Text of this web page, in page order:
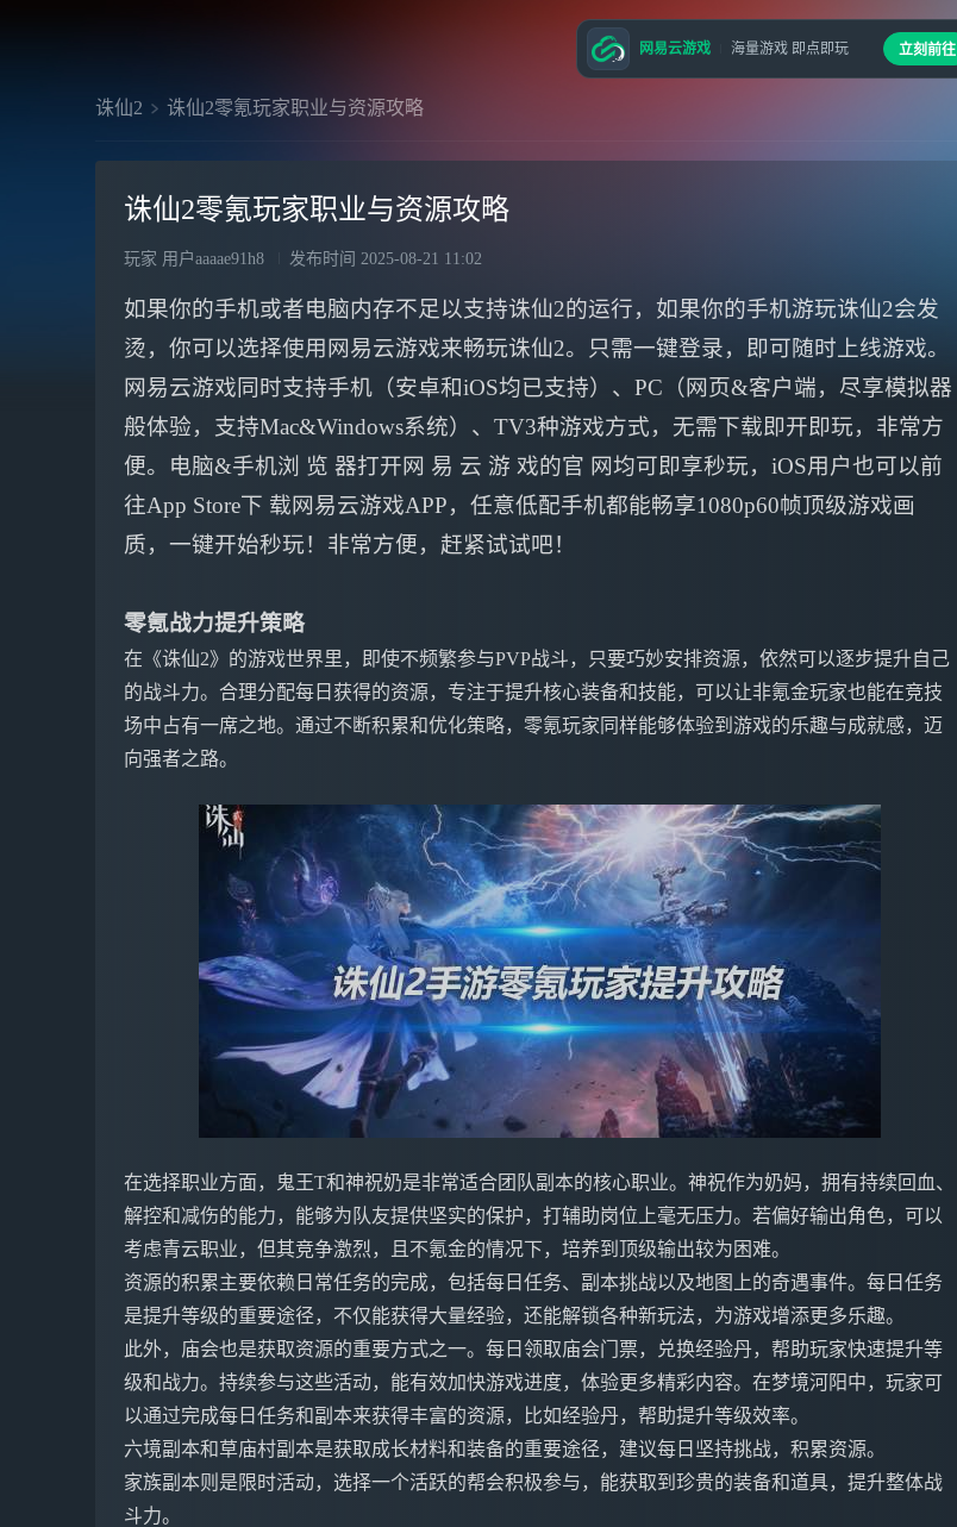
诛仙2 诛仙2零氪玩家职业与资源攻略
诛仙2零氪玩家职业与资源攻略
玩家 用户aaaae91h8 发布时间 2025-08-21 11:02
如果你的手机或者电脑内存不足以支持诛仙2的运行，如果你的手机游玩诛仙2会发
烫，你可以选择使用网易云游戏来畅玩诛仙2。只需一键登录，即可随时上线游戏。
网易云游戏同时支持手机（安卓和iOS均已支持）、PC（网页&客户端，尽享模拟器
般体验，支持Mac&Windows系统）、TV3种游戏方式，无需下载即开即玩，非常方
便。电脑&手机浏 览 器打开网 易 云 游 戏的官 网均可即享秒玩，iOS用户也可以前
往App Store下 载网易云游戏APP，任意低配手机都能畅享1080p60帧顶级游戏画
质，一键开始秒玩！非常方便，赶紧试试吧！
零氪战力提升策略
在《诛仙2》的游戏世界里，即使不频繁参与PVP战斗，只要巧妙安排资源，依然可以逐步提升自己
的战斗力。合理分配每日获得的资源，专注于提升核心装备和技能，可以让非氪金玩家也能在竞技
场中占有一席之地。通过不断积累和优化策略，零氪玩家同样能够体验到游戏的乐趣与成就感，迈
向强者之路。
在选择职业方面，鬼王T和神祝奶是非常适合团队副本的核心职业。神祝作为奶妈，拥有持续回血、
解控和减伤的能力，能够为队友提供坚实的保护，打辅助岗位上毫无压力。若偏好输出角色，可以
考虑青云职业，但其竞争激烈，且不氪金的情况下，培养到顶级输出较为困难。
资源的积累主要依赖日常任务的完成，包括每日任务、副本挑战以及地图上的奇遇事件。每日任务
是提升等级的重要途径，不仅能获得大量经验，还能解锁各种新玩法，为游戏增添更多乐趣。
此外，庙会也是获取资源的重要方式之一。每日领取庙会门票，兑换经验丹，帮助玩家快速提升等
级和战力。持续参与这些活动，能有效加快游戏进度，体验更多精彩内容。在梦境河阳中，玩家可
以通过完成每日任务和副本来获得丰富的资源，比如经验丹，帮助提升等级效率。
六境副本和草庙村副本是获取成长材料和装备的重要途径，建议每日坚持挑战，积累资源。
家族副本则是限时活动，选择一个活跃的帮会积极参与，能获取到珍贵的装备和道具，提升整体战
斗力。
网易云游戏 海量游戏 即点即玩 立刻前往